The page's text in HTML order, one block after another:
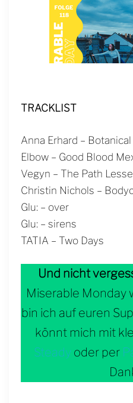
TRACKLIST
Anna Erhard –
Elbow – Good Blood
Vegyn – The Path
Christin Nichols –
Glu: – over
Glu: – sirens
TATIA – Two Days
Und nicht
Miserable Monday
bin ich auf euren
könnt mich mit
Steady oder per